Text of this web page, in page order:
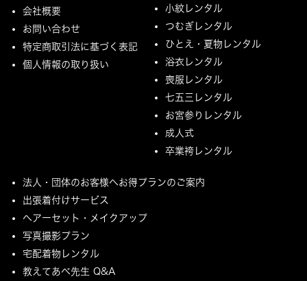
会社概要
お問い合わせ
特定商取引法に基づく表記
個人情報の取り扱い
小紋レンタル
つむぎレンタル
ひとえ・夏物レンタル
浴衣レンタル
喪服レンタル
七五三レンタル
お宮参りレンタル
成人式
卒業袴レンタル
法人・団体のお客様へお得プランのご案内
出張着付けサービス
ヘアーセット・メイクアップ
写真撮影プラン
宅配着物レンタル
教えてあべ先生 Q&A